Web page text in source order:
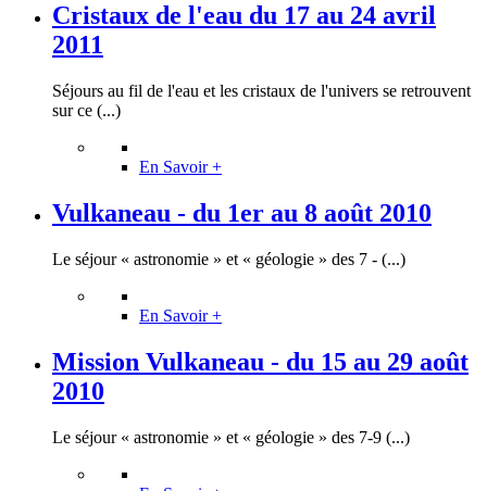
Cristaux de l'eau du 17 au 24 avril
2011
Séjours au fil de l'eau et les cristaux de l'univers se retrouvent
sur ce (...)
En Savoir +
Vulkaneau - du 1er au 8 août 2010
Le séjour « astronomie » et « géologie » des 7 - (...)
En Savoir +
Mission Vulkaneau - du 15 au 29 août
2010
Le séjour « astronomie » et « géologie » des 7-9 (...)